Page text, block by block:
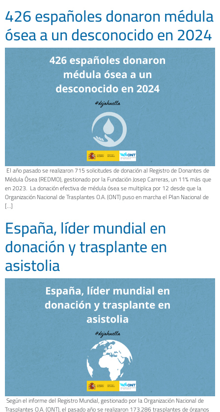
426 españoles donaron médula
ósea a un desconocido en 2024
El año pasado se realizaron 715 solicitudes de donación al Registro de Donantes de
Médula Ósea (REDMO), gestionado por la Fundación Josep Carreras, un 11% más que
en 2023. La donación efectiva de médula ósea se multiplica por 12 desde que la
Organización Nacional de Trasplantes O.A. (ONT) puso en marcha el Plan Nacional de
[…]
España, líder mundial en
donación y trasplante en
asistolia
Según el informe del Registro Mundial, gestionado por la Organización Nacional de
Trasplantes O.A. (ONT), el pasado año se realizaron 173.286 trasplantes de órganos